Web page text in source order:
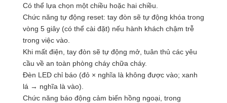
Có thể lựa chọn một chiều hoặc hai chiều.
Chức năng tự động reset: tay đòn sẽ tự động khóa trong
vòng 5 giây (có thể cài đặt) nếu hành khách chậm trễ
trong việc vào.
Khi mất điện, tay đòn sẽ tự động mở, tuân thủ các yêu
cầu về an toàn phòng cháy chữa cháy.
Đèn LED chỉ báo (đỏ × nghĩa là không được vào; xanh
lá → nghĩa là vào).
Chức năng báo động cảm biến hồng ngoại, trong